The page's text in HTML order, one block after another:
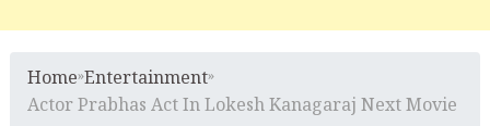
Home»Entertainment»
Actor Prabhas Act In Lokesh Kanagaraj Next Movie